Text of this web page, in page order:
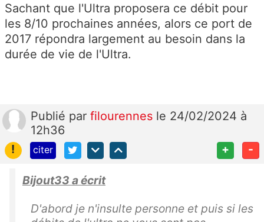
Sachant que l'Ultra proposera ce débit pour
les 8/10 prochaines années, alors ce port de
2017 répondra largement au besoin dans la
durée de vie de l'Ultra.
Publié par filourennes le 24/02/2024 à
12h36
!
citer + -
Bijout33 a écrit
D'abord je n'insulte personne et puis si les